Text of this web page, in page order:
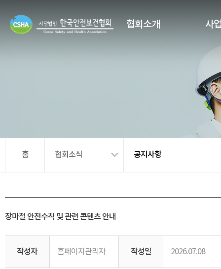
협회소개 사
홈 협회소식 공지사항
장마철 안전수칙 및 관련 콘텐츠 안내
작성자 홈페이지관리자 작성일 2026.07.08